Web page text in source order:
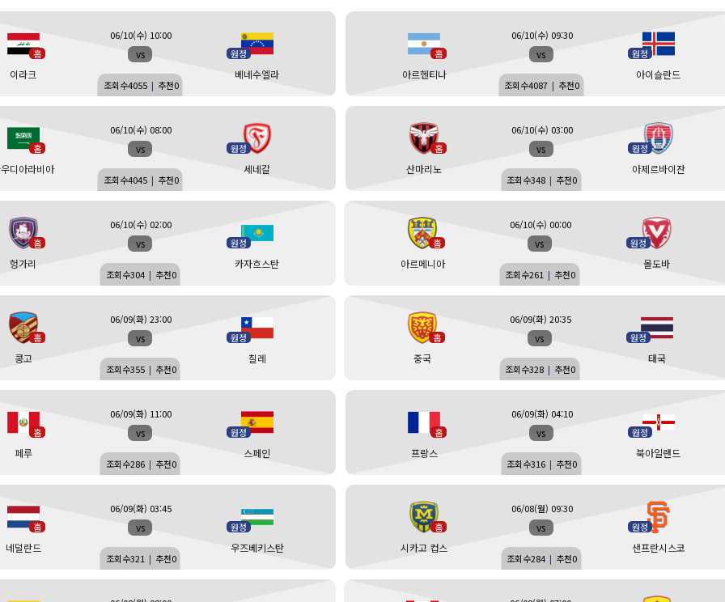
홈
이라크
vs 원정
베네수엘라
06/10(수) 10:00
조회수4055 | 추천0
홈
아르헨티나
vs 원정
아이슬란드
06/10(수) 09:30
조회수4087 | 추천0
홈
디아라비아
vs 원정
세네갈
06/10(수) 08:00
조회수4045 | 추천0
홈
산마리노
vs 원정
아제르바이잔
06/10(수) 03:00
조회수348 | 추천0
홈
헝가리
vs 원정
카자흐스탄
06/10(수) 02:00
조회수304 | 추천0
홈
아르메니아
vs 원정
몰도바
06/10(수) 00:00
조회수261 | 추천0
홈
콩고
vs 원정
칠레
06/09(화) 23:00
조회수355 | 추천0
홈
중국
vs 원정
태국
06/09(화) 20:35
조회수328 | 추천0
홈
페루
vs 원정
스페인
06/09(화) 11:00
조회수286 | 추천0
홈
프랑스
vs 원정
북아일랜드
06/09(화) 04:10
조회수316 | 추천0
홈
네덜란드
vs 원정
우즈베키스탄
06/09(화) 03:45
조회수321 | 추천0
홈
시카고 컵스
vs 원정
샌프란시스코
06/08(월) 09:30
조회수284 | 추천0